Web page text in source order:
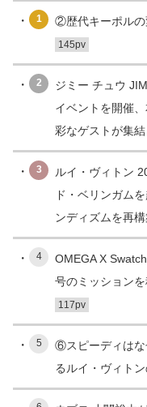
1 ②歴代キーポルの
145pv
2
ジミー チュウ
イベントを開催
彩なゲストが集結
3
ルイ・ヴィトン
ド・ベリンガム
ンディズムを再
4
OMEGA X
号のミッション
117pv
5
⑥スピーディはな
るルイ・ヴィト